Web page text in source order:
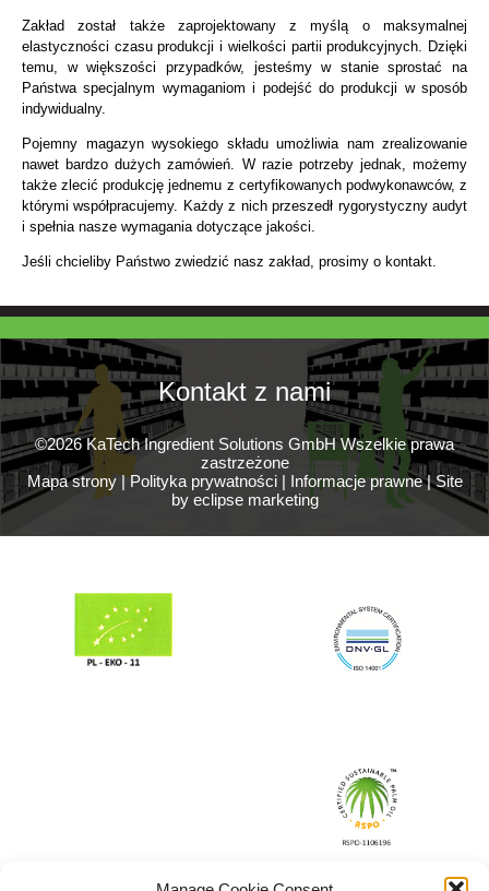
Zakład został także zaprojektowany z myślą o maksymalnej
elastyczności czasu produkcji i wielkości partii produkcyjnych. Dzięki
temu, w większości przypadków, jesteśmy w stanie sprostać na
Państwa specjalnym wymaganiom i podejść do produkcji w sposób
indywidualny.
Pojemny magazyn wysokiego składu umożliwia nam zrealizowanie
nawet bardzo dużych zamówień. W razie potrzeby jednak, możemy
także zlecić produkcję jednemu z certyfikowanych podwykonawców, z
którymi współpracujemy. Każdy z nich przeszedł rygorystyczny audyt
i spełnia nasze wymagania dotyczące jakości.
Jeśli chcieliby Państwo zwiedzić nasz zakład, prosimy o kontakt.
Kontakt z nami
©2026 KaTech Ingredient Solutions GmbH Wszelkie prawa
zastrzeżone
Mapa strony|Polityka prywatności| Informacje prawne|Site
by eclipse marketing